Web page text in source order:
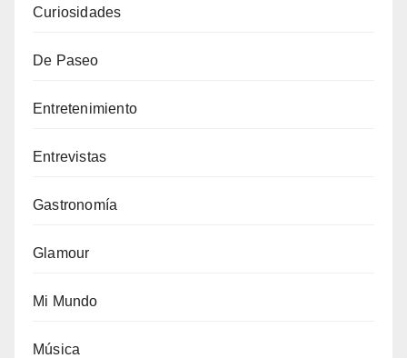
Curiosidades
De Paseo
Entretenimiento
Entrevistas
Gastronomía
Glamour
Mi Mundo
Música